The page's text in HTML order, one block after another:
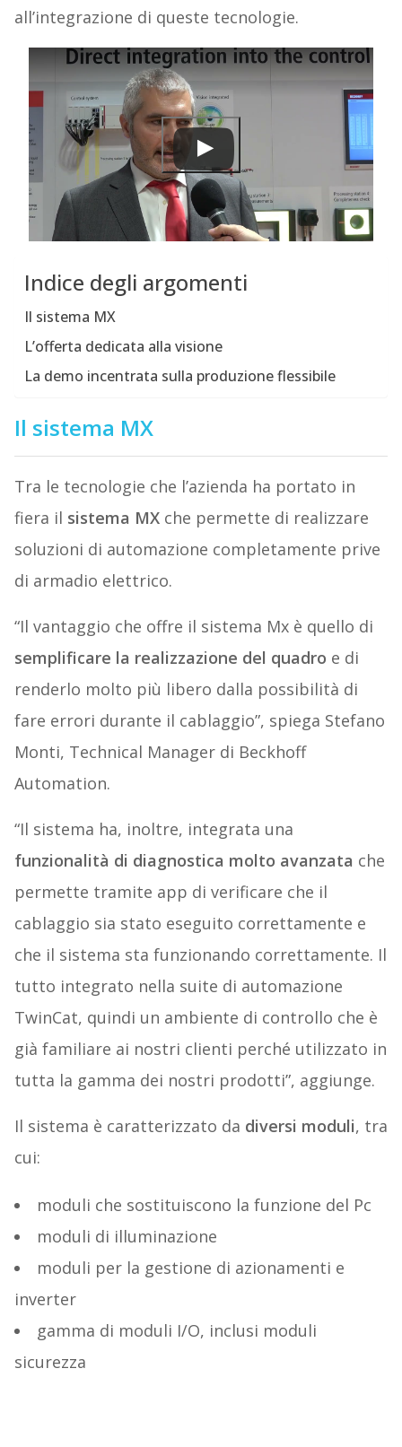
all’integrazione di queste tecnologie.
Indice degli argomenti
Il sistema MX
L’offerta dedicata alla visione
La demo incentrata sulla produzione flessibile
Il sistema MX
Tra le tecnologie che l’azienda ha portato in
fiera il sistema MXche permette di realizzare
soluzioni di automazione completamente prive
di armadio elettrico.
“Il vantaggio che offre il sistema Mx è quello di
semplificare la realizzazione del quadro e di
renderlo molto più libero dalla possibilità di
fare errori durante il cablaggio”, spiega Stefano
Monti, Technical Manager di Beckhoff
Automation.
“Il sistema ha, inoltre, integrata una
funzionalità di diagnostica molto avanzata che
permette tramite app di verificare che il
cablaggio sia stato eseguito correttamente e
che il sistema sta funzionando correttamente. Il
tutto integrato nella suite di automazione
TwinCat, quindi un ambiente di controllo che è
già familiare ai nostri clienti perché utilizzato in
tutta la gamma dei nostri prodotti”, aggiunge.
Il sistema è caratterizzato da diversi moduli, tra
cui:
moduli che sostituiscono la funzione del Pc
moduli di illuminazione
moduli per la gestione di azionamenti e
inverter
gamma di moduli I/O, inclusi moduli
sicurezza